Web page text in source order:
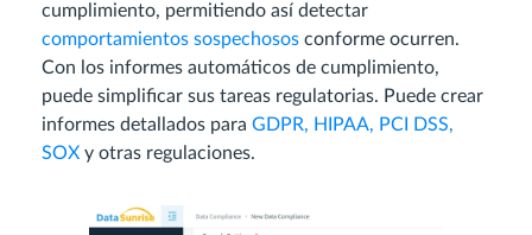
cumplimiento, permitiendo así detectar
comportamientos sospechosos conforme ocurren.
Con los informes automáticos de cumplimiento,
puede simplificar sus tareas regulatorias. Puede crear
informes detallados para GDPR, HIPAA, PCI DSS,
SOX y otras regulaciones.